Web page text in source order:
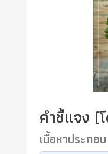
คำชี้แจง (
เนื้อหาประกอบ